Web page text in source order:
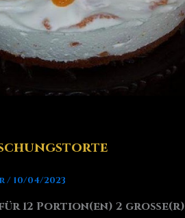
/ 10/04/2023
12 Portion(en) 2 große(r)